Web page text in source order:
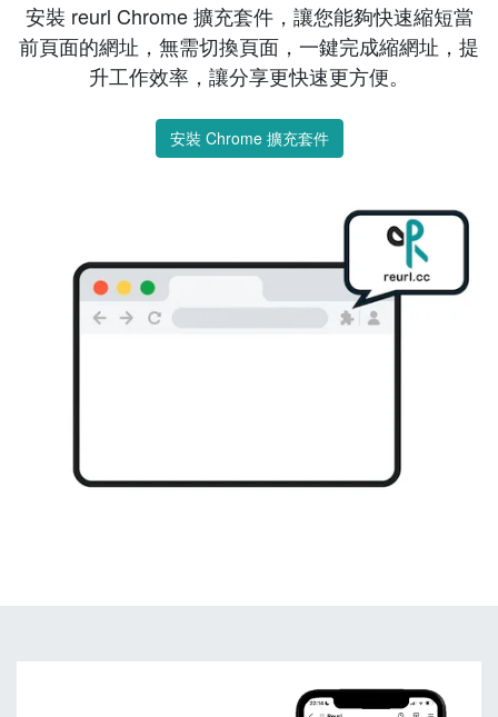
安裝 reurl Chrome 擴充套件，讓您能夠快速縮短當
前頁面的網址，無需切換頁面，一鍵完成縮網址，提
升工作效率，讓分享更快速更方便。
安裝 Chrome 擴充套件